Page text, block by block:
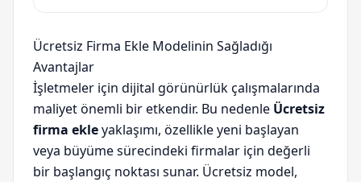
Ücretsiz Firma Ekle Modelinin Sağladığı
Avantajlar
İşletmeler için dijital görünürlük çalışmalarında
maliyet önemli bir etkendir. Bu nedenle Ücretsiz
firma ekleyaklaşımı, özellikle yeni başlayan
veya büyüme sürecindeki firmalar için değerli
bir başlangıç noktası sunar. Ücretsiz model,